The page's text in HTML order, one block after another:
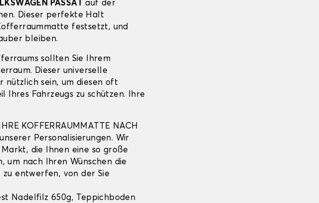
PASSAT auf der
Dieser perfekte Halt
festsetzt, und
bleiben.
sollten Sie Ihrem
Dieser universelle
nützlich sein, um diesen oft
Ihres Fahrzeugs zu schützen. Ihre
KOFFERRAUMMATTE NACH
Personalisierungen. Wir
die Ihnen eine so große
um nach Ihren Wünschen die
zu entwerfen, von der Sie
Nadelfilz 650g, Teppichboden